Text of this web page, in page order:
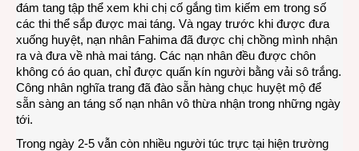
đám tang tập thể xem khi chị cố gắng tìm kiếm em trong số
các thi thể sắp được mai táng. Và ngay trước khi được đưa
xuống huyệt, nạn nhân Fahima đã được chị chồng mình nhận
ra và đưa về nhà mai táng. Các nạn nhân đều được chôn
không có áo quan, chỉ được quấn kín người bằng vải sô trắng.
Công nhân nghĩa trang đã đào sẵn hàng chục huyệt mộ để
sẵn sàng an táng số nạn nhân vô thừa nhận trong những ngày
tới.
Trong ngày 2-5 vẫn còn nhiều người túc trực tại hiện trường